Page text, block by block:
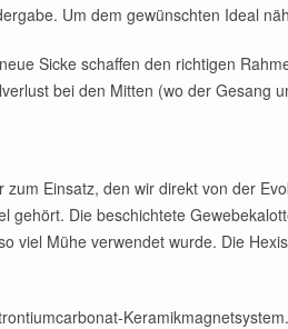
Um dem gewünschten Ideal
Sicke schaffen den richtigen
bei den Mitten (wo der Gesang
Einsatz, den wir direkt von der
gehört. Die beschichtete
viel Mühe verwendet wurde. Die